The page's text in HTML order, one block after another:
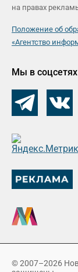
на правах
Положение об
«Агентство
Мы в соцсетях
© 2007–2026